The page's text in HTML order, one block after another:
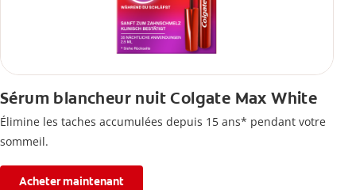
Sérum blancheur nuit Colgate Max White
Élimine les taches accumulées depuis 15 ans* pendant votre
sommeil.
Acheter maintenant